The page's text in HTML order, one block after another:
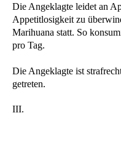
Die Angeklagte leidet an
Appetitlosigkeit zu
Marihuana statt. So
pro Tag.
Die Angeklagte ist
getreten.
III.